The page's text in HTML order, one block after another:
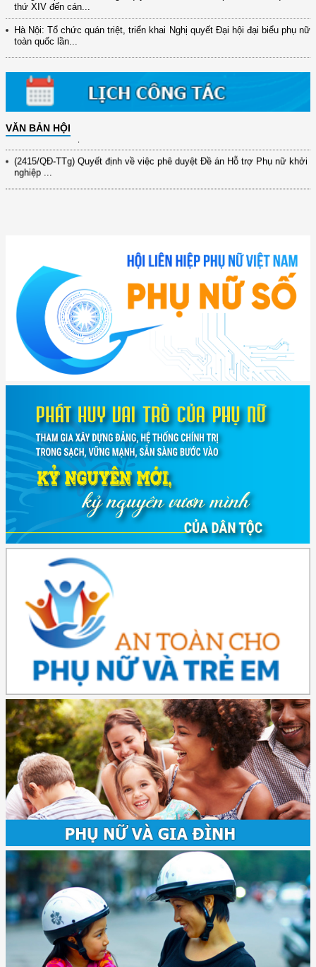
thứ XIV đến cán...
Hà Nội: Tổ chức quán triệt, triển khai Nghị quyết Đại hội đại biểu phụ nữ
toàn quốc lần...
VĂN BẢN HỘI
đổi mới ...
(898/KH/ĐCT) Kế hoạch thực hiện Quyết định số 2415/QĐ-TTg ngày
31/10/2025 ...
(417/QĐ-BNNMT) Quyết định phê duyệt Chương trình mục tiêu quốc gia
xây dựng ...
9/9/2025 của Bộ ...
(2415/QĐ-TTg) Quyết định về việc phê duyệt Đề án Hỗ trợ Phụ nữ khởi
nghiệp ...